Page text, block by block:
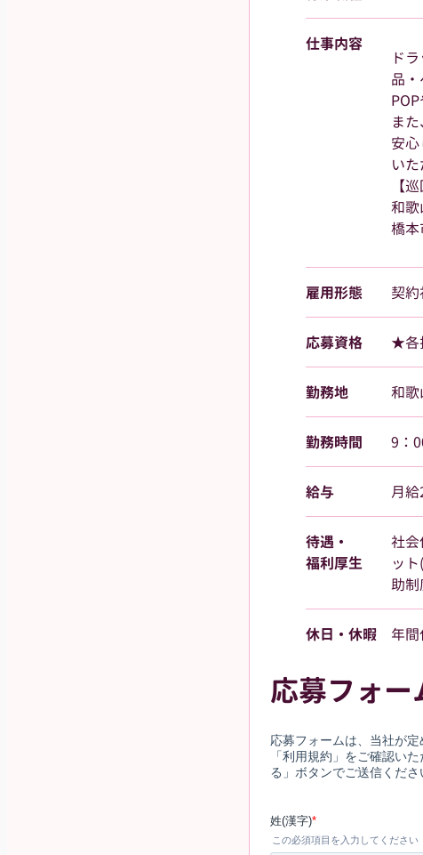
仕事内容
ド
品
ま
安
いた
【
和歌
橋本
雇用形態 契約
応募資格 ★各
勤務地 和歌
勤務時間 9：
給与 月
待遇・
福利厚生
社
ッ
助
休日・休暇 年間
応募フォー